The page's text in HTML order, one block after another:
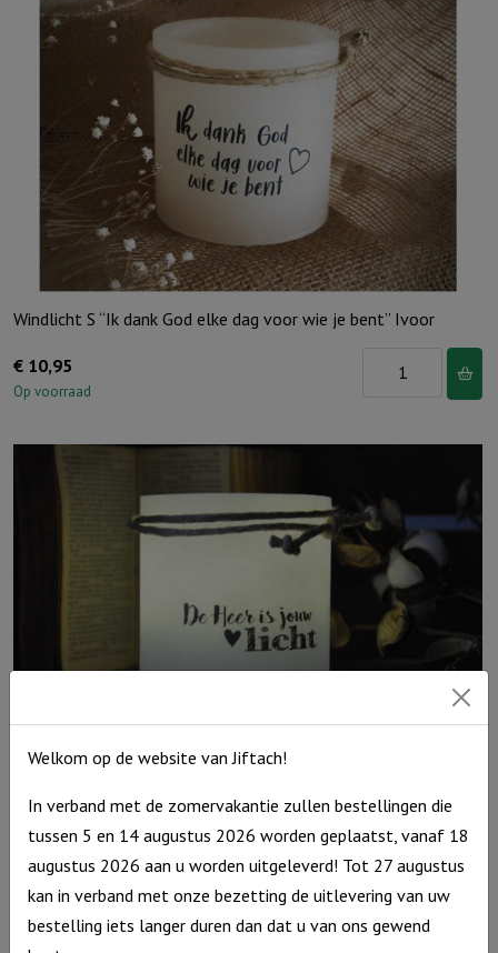
Windlicht S “Ik dank God elke dag voor wie je bent” Ivoor
€ 10,95
Op voorraad
Windlicht
dank
elke
dag
voor
wie
aantal
10,95
Welkom op de website van Jiftach!
In verband met de zomervakantie zullen bestellingen die
tussen 5 en 14 augustus 2026 worden geplaatst, vanaf 18
augustus 2026 aan u worden uitgeleverd! Tot 27 augustus
kan in verband met onze bezetting de uitlevering van uw
bestelling iets langer duren dan dat u van ons gewend